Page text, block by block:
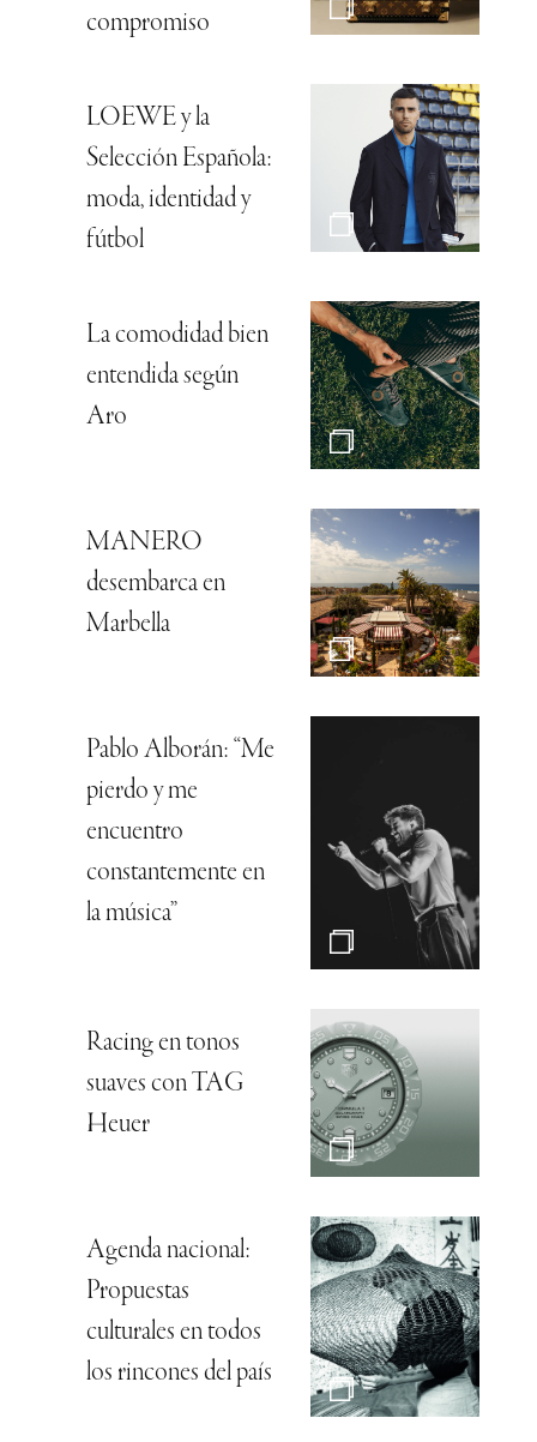
compromiso
LOEWE y la
Selección Española:
moda, identidad y
fútbol
La comodidad bien
entendida según
Aro
MANERO
desembarca en
Marbella
Pablo Alborán: “Me
pierdo y me
encuentro
constantemente en
la música”
Racing en tonos
suaves con TAG
Heuer
Agenda nacional:
Propuestas
culturales en todos
los rincones del país